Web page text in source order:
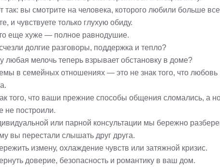
так: вы смотрите на человека, которого любили больше
и чувствуете только глухую обиду.
еще хуже — полное равнодушие.
долгие разговоры, поддержка и тепло?
любая мелочь теперь взрывает обстановку в доме?
в семейных отношениях — это не знак того, что любовь
того, что ваши прежние способы общения сломались, а
не построили.
или парной консультации мы бережно
вы перестали слышать друг друга.
измену, охлаждение чувств или затяжной кризис.
доверие, безопасность и романтику в ваш дом.